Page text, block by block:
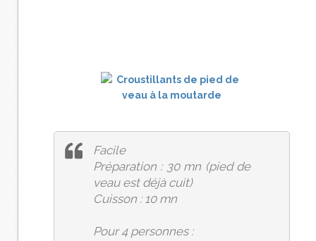
Facile
Préparation : 30 mn (pied de
veau est déjà cuit)
Cuisson : 10 mn
Pour 4 personnes :